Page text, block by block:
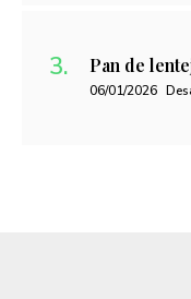
Pan de
06/01/2026